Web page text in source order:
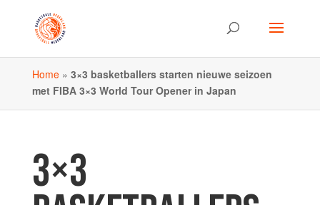
Home» 3×3 basketballers starten nieuwe seizoen
met FIBA 3×3 World Tour Opener in Japan
3×3